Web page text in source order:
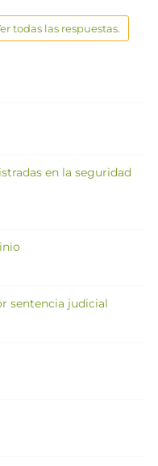
todas las respuestas.
en la seguridad
sentencia judicial